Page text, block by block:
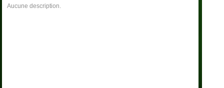
Aucune description.